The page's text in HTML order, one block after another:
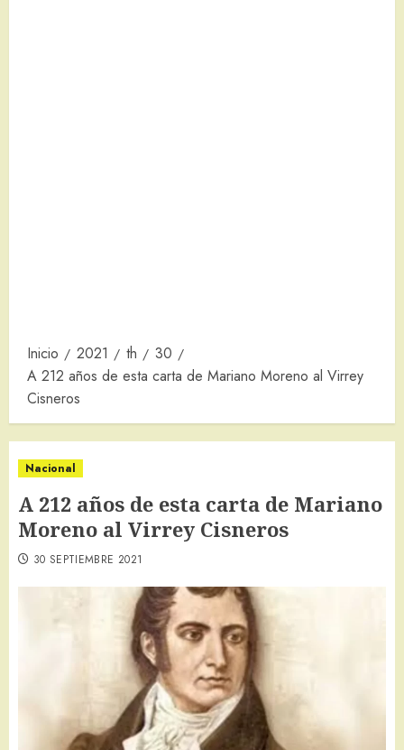
Inicio 2021 th
30
A 212 años de esta carta de Mariano Moreno al Virrey
Cisneros
Nacional
A 212 años de esta carta de Mariano
Moreno al Virrey Cisneros
30 SEPTIEMBRE 2021